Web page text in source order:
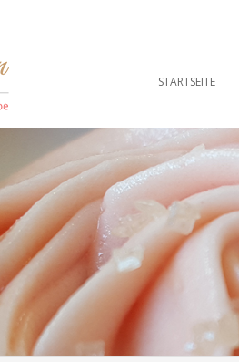
SKIP TO CONTENTSTARTSEITE